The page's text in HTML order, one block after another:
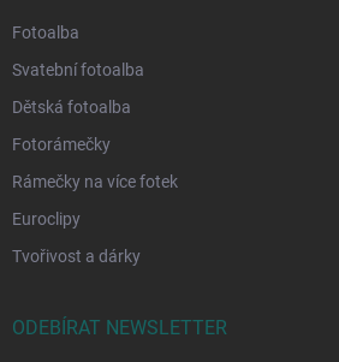
Fotoalba
Svatební fotoalba
Dětská fotoalba
Fotorámečky
Rámečky na více fotek
Euroclipy
Tvořivost a dárky
ODEBÍRAT NEWSLETTER